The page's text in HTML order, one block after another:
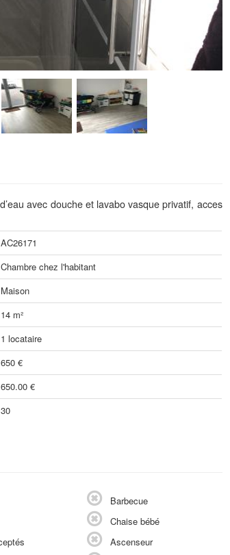
avec douche et lavabo vasque privatif, acces
AC26171
Chambre chez l'habitant
Maison
14 m²
1 locataire
650 €
650.00 €
30
Barbecue
Chaise bébé
Ascenseur